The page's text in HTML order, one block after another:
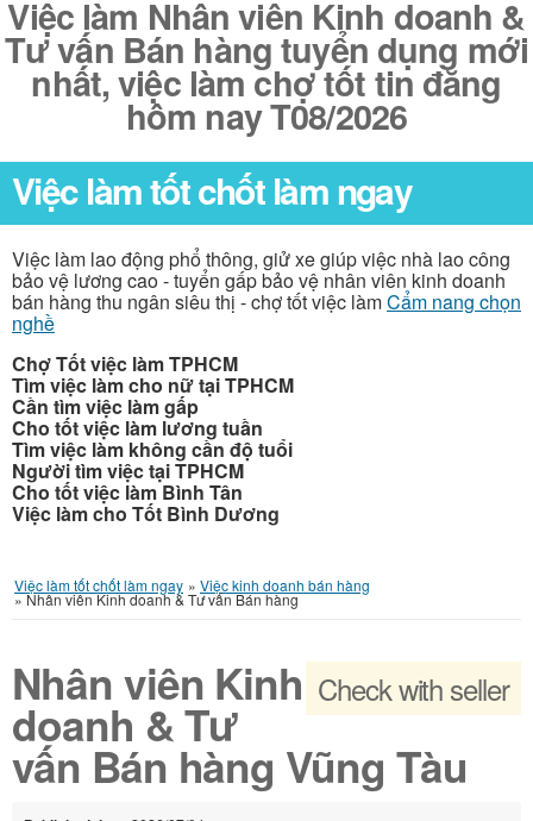
Việc làm Nhân viên Kinh doanh &
Tư vấn Bán hàng tuyển dụng mới
nhất, việc làm chợ tốt tin đăng
hôm nay T08/2026
Việc làm tốt chốt làm ngay
Việc làm lao động phổ thông, giử xe giúp việc nhà lao công
bảo vệ lương cao - tuyển gấp bảo vệ nhân viên kinh doanh
bán hàng thu ngân siêu thị - chợ tốt việc làmCẩm nang chọn
nghề
Chợ Tốt việc làm TPHCM
Tìm việc làm cho nữ tại TPHCM
Cần tìm việc làm gấp
Cho tốt việc làm lương tuần
Tìm việc làm không cần độ tuổi
Người tìm việc tại TPHCM
Cho tốt việc làm Bình Tân
Việc làm cho Tốt Bình Dương
Việc làm tốt chốt làm ngay » Việc kinh doanh bán hàng
»Nhân viên Kinh doanh & Tư vấn Bán hàng
Check with seller
Nhân viên Kinh
doanh & Tư
vấn Bán hàng Vũng Tàu